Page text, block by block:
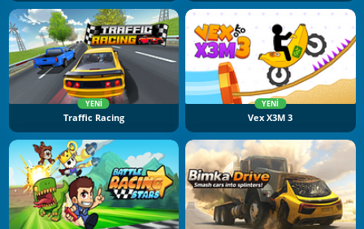
YENI
Traffic Racing
YENI
Vex X3M 3